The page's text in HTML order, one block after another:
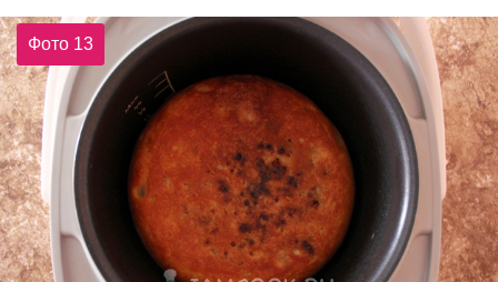
Фото 13